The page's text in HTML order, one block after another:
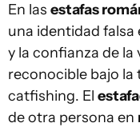
En las estafas
una identidad falsa
y la confianza de la
reconocible bajo
catfishing. El
de otra persona en